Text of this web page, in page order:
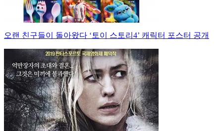
오랜 친구들이 돌아왔다 ‘토이 스토리4’ 캐릭터 포스터 공개